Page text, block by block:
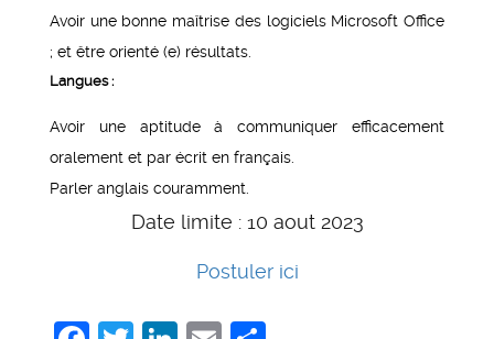
Avoir une bonne maîtrise des logiciels Microsoft Office
; et être orienté (e) résultats.
Langues :
Avoir une aptitude à communiquer efficacement
oralement et par écrit en français.
Parler anglais couramment.
Date limite : 10 aout 2023
Postuler ici
Facebook
Twitter
LinkedIn
Email